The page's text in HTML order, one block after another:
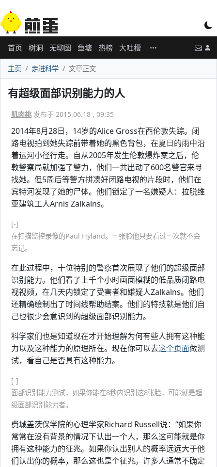
首页 树洞 无聊图 鱼塘 热榜 大吐槽
主页 走进科学 文章正文
有超级面部识别能力的人
肌肉桃 发布于 2015.06.18 , 09:35
2014年8月28日，14岁的Alice Gross在西伦敦失踪。闭
路电视拍到她失踪前带着她的黑色背包，在夏日的雨中沿
着运河小径行走。自从2005年发生伦敦爆炸案之后，伦
敦警察局就加强了警力，他们一共出动了600名警官来寻
找她。但5周后等警方拼凑好闭路电视的片段时，他们在
宾特河发现了她的尸体。他们锁定了一名嫌疑人：拉脱维
亚建筑工人Arnis Zalkalns。
[-]
在扫描监控录像的Paul Hyland。一张脸他只要看过一次就不会
忘记。
在此过程中，十位特别的警察首次展现了他们的超级面部
识别能力。他们看了上千个小时画面模糊的低品质闭路电
视视频，在几天内锁定了受害者和嫌疑人Zalkalns。他们
还精确绘制出了时间线帮助结案。他们的特技就是他们自
己也很少会意识到的超级面部识别能力。
科学家们也是知道现在才开始理解为何有些人拥有这种能
力以及这种能力的原理所在。现在你可以去这个页面做测
试，看自己是否具有这种能力。
[-]
面部识别能力测试，如果你能在8秒内识别这8张脸，可能就是超
级面部识别能力者。
费城盖茨保学院的心理学家Richard Russell说：“如果你
常常在没有背景的情况下认出一个人，那么这可能就是你
拥有这种能力的征兆。如果你认出别人的概率远远大于他
们认出你的概率，那么这也是个征兆。许多人通常不确定